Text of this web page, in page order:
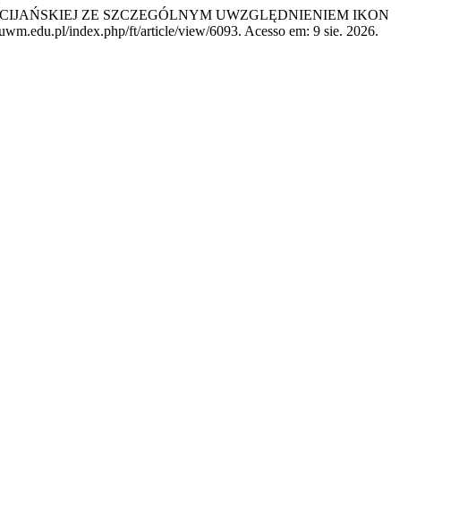
ZE SZCZEGÓLNYM UWZGLĘDNIENIEM IKON
index.php/ft/article/view/6093. Acesso em: 9 sie. 2026.